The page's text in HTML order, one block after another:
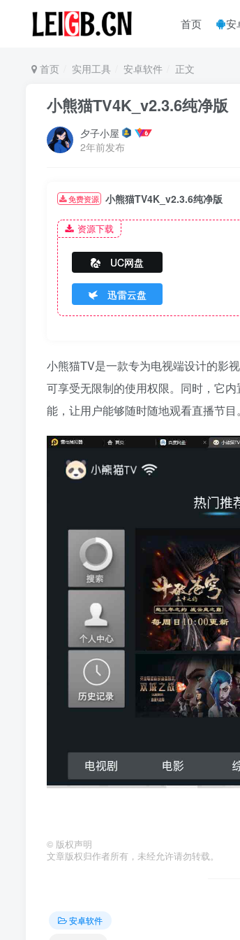
首页 安
首页 实用工具 安卓软件 正文
小熊猫TV4K_v2.3.6纯净版
夕子小屋
2年前发布
免费资源 小熊猫TV4K_v2.3.6纯净版
资源下载
UC网盘
迅雷云盘
小熊猫TV是一款专为电视端设计的影
可享受无限制的使用权限。同时，它
能，让用户能够随时随地观看直播节目。
© 版权声明
文章版权归作者所有，未经允许请勿转载。
安卓软件